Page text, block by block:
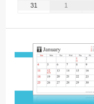
31
1